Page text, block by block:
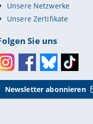
Unsere Netzwerke
Unsere Zertifikate
Sie uns
FacebookBlueskyToktok
Newsletter abonnieren